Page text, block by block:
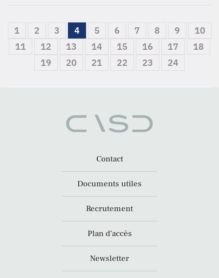
1 2 3 4 5 6 7 8 9
10
11
12 13 14 15 16 17
18
19
20 21 22 23 24
Contact
Documents utiles
Recrutement
Plan d’accès
Newsletter